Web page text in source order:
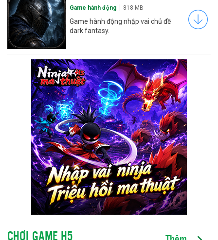
Game hành động 818 MB
Game hành động nhập vai chủ đề
dark fantasy.
CHƠI GAME H5